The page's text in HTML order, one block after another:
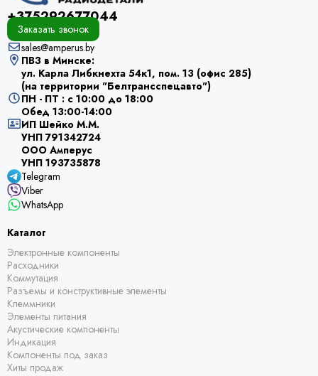
+375292677044
Заказать звонок
sales@amperus.by
ПВЗ в Минске:
ул. Карла Либкнехта 54к1, пом. 13 (офис 285)
(на территории "Белтрансспецавто")
ПН - ПТ : с 10:00 до 18:00
Обед 13:00-14:00
ИП Шейко М.М.
УНП 791342724
ООО Амперус
УНП 193735878
Telegram
Viber
WhatsApp
Каталог
Электронные компоненты
Расходники
Коммутация
Разъемы и конструктивные элементы
Клеммники
Элементы питания
Акустические компоненты
Индикация
Компоненты под заказ
Хиты продаж